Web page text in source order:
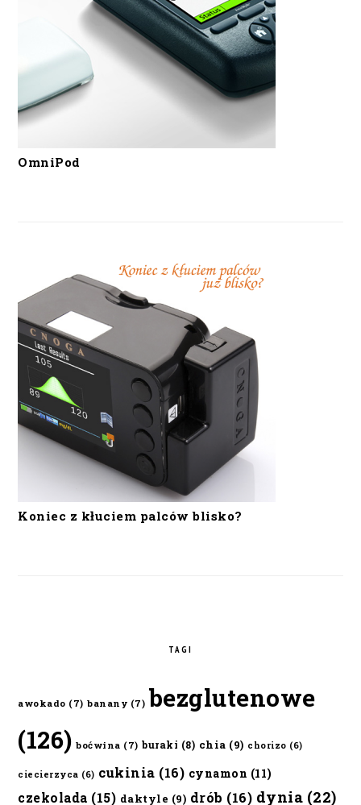
OmniPod
Koniec z kłuciem palców blisko?
TAGI
awokado (7) banany (7) bezglutenowe
(126) boćwina (7) buraki (8) chia (9) chorizo (6)
ciecierzyca (6) cukinia (16) cynamon (11)
czekolada (15) daktyle (9) drób (16) dynia (22)